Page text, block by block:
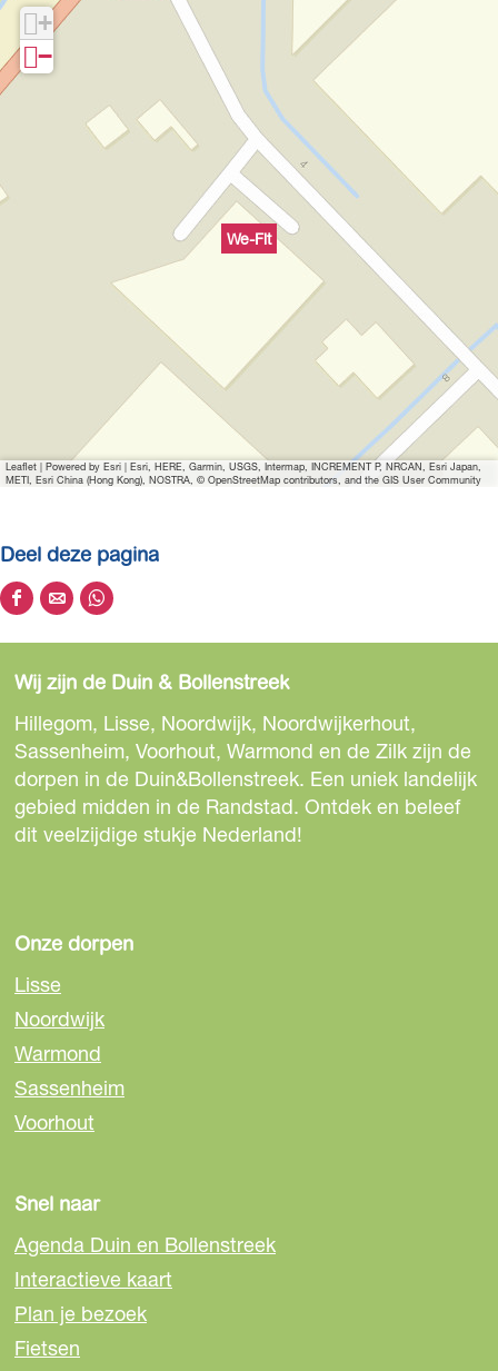
We-Fit
+
−
Leaflet | Powered by Esri | Esri, HERE, Garmin, USGS, Intermap, INCREMENT P, NRCAN, Esri Japan,
METI, Esri China (Hong Kong), NOSTRA, © OpenStreetMap contributors, and the GIS User Community
Deel deze pagina
D
e
l
d
e
z
e
p
n
a
o
p
F
a
c
e
o
k
D
e
l
d
e
z
e
p
n
o
p
e
-
m
a
D
e
l
d
e
z
e
p
n
p
W
h
A
p
Wij zijn de Duin & Bollenstreek
Hillegom, Lisse, Noordwijk, Noordwijkerhout,
Sassenheim, Voorhout, Warmond en de Zilk zijn de
dorpen in de Duin&Bollenstreek. Een uniek landelijk
gebied midden in de Randstad. Ontdek en beleef
dit veelzijdige stukje Nederland!
Onze dorpen
Lisse
Noordwijk
Warmond
Sassenheim
Voorhout
Snel naar
Agenda Duin en Bollenstreek
Interactieve kaart
Plan je bezoek
Fietsen